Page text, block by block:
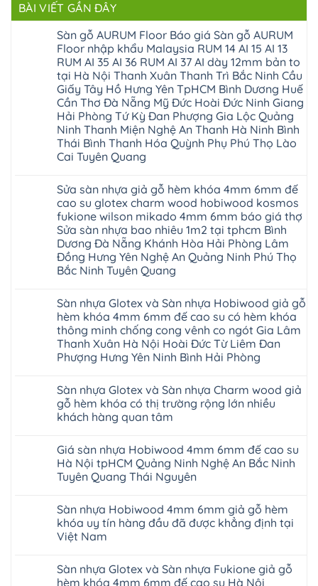
BÀI VIẾT GẦN ĐÂY
Sàn gỗ AURUM Floor Báo giá Sàn gỗ AURUM
Floor nhập khẩu Malaysia RUM 14 AI 15 AI 13
RUM AI 35 AI 36 RUM AI 37 AI dày 12mm bản to
tại Hà Nội Thanh Xuân Thanh Trì Bắc Ninh Cầu
Giấy Tây Hồ Hưng Yên TpHCM Bình Dương Huế
Cần Thơ Đà Nẵng Mỹ Đức Hoài Đức Ninh Giang
Hải Phòng Tứ Kỳ Đan Phượng Gia Lộc Quảng
Ninh Thanh Miện Nghệ An Thanh Hà Ninh Bình
Thái Bình Thanh Hóa Quỳnh Phụ Phú Thọ Lào
Cai Tuyên Quang
bình
luận
ở
Sàn
gỗ
AURUM
Floor
Báo
giá
Sàn
Floor
nhập
khẩu
Malaysia
RUM
14
AI
13
RUM
AI
35
AI
AI
37
AI
dày
12mm
to
tại
Hà
Nội
Thanh
Trì
Bắc
Sửa sàn nhựa giả gỗ hèm khóa 4mm 6mm đế
cao su glotex charm wood hobiwood kosmos
fukione wilson mikado 4mm 6mm báo giá thợ
Sửa sàn nhựa bao nhiêu 1m2 tại tphcm Bình
Dương Đà Nẵng Khánh Hòa Hải Phòng Lâm
Đồng Hưng Yên Nghệ An Quảng Ninh Phú Thọ
Bắc Ninh Tuyên Quang
bình
luận
ở
Sửa
sàn
nhựa
giả
khóa
4mm
6mm
đế
cao
charm
wood
hobiwood
kosmos
mikado
4mm
6mm
báo
giá
sàn
nhựa
Sàn nhựa Glotex và Sàn nhựa Hobiwood giả gỗ
hèm khóa 4mm 6mm đế cao su có hèm khóa
thông minh chống cong vênh co ngót Gia Lâm
Thanh Xuân Hà Nội Hoài Đức Từ Liêm Đan
Phượng Hưng Yên Ninh Bình Hải Phòng
bình
luận
ở
Sàn
và
Sàn
nhựa
Hobiwood
giả
khóa
4mm
6mm
đế
có
hèm
Sàn nhựa Glotex và Sàn nhựa Charm wood giả
gỗ hèm khóa có thị trường rộng lớn nhiều
khách hàng quan tâm
bình
luận
ở
Sàn
nhựa
và
Sàn
nhựa
Charm
wood
hèm
khóa
Giá sàn nhựa Hobiwood 4mm 6mm đế cao su
Hà Nội tpHCM Quảng Ninh Nghệ An Bắc Ninh
Tuyên Quang Thái Nguyên
bình
luận
ở
Giá
Hobiwood
4mm
6mm
Sàn nhựa Hobiwood 4mm 6mm giả gỗ hèm
khóa uy tín hàng đầu đã được khẳng định tại
Việt Nam
bình
luận
Sàn nhựa Glotex và Sàn nhựa Fukione giả gỗ
hèm khóa 4mm 6mm đế cao su Hà Nội